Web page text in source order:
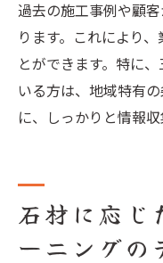
過去の施工事例や顧
ります。これにより
とができます。特に
いる方は、地域特有
に、しっかりと情報
石材に応じ
ーニングの